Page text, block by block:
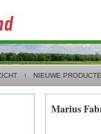
NIEUWE
Marius